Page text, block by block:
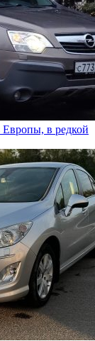
Европы, в редкой